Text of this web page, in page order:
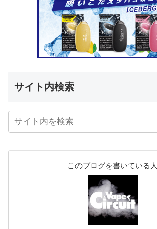
サイト内検索
このブログを書いている人